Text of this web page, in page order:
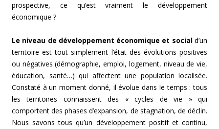
prospective, ce qu’est vraiment le développement
économique ?
Le niveau de développement économique et sociald’un
territoire est tout simplement l’état des évolutions positives
ou négatives (démographie, emploi, logement, niveau de vie,
éducation, santé…) qui affectent une population localisée.
Constaté à un moment donné, il évolue dans le temps : tous
les territoires connaissent des « cycles de vie » qui
comportent des phases d’expansion, de stagnation, de déclin.
Nous savons tous qu’un développement positif et continu,